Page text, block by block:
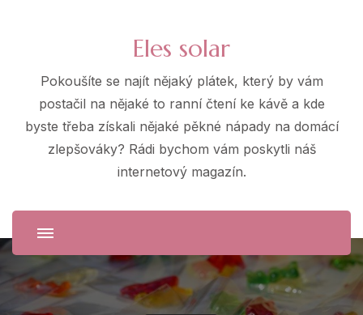
Eles solar
Pokoušíte se najít nějaký plátek, který by vám
postačil na nějaké to ranní čtení ke kávě a kde
byste třeba získali nějaké pěkné nápady na domácí
zlepšováky? Rádi bychom vám poskytli náš
internetový magazín.